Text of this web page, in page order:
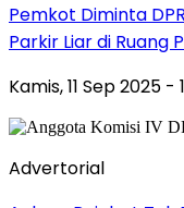
Pemkot Diminta
Parkir Liar di Ruang
Kamis, 11 Sep 2025 -
Advertorial